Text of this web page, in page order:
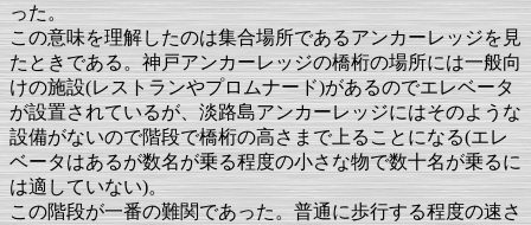
った。
この意味を理解したのは集合場所であるアンカーレッジを見
たときである。神戸アンカーレッジの橋桁の場所には一般向
けの施設(レストランやプロムナード)があるのでエレベータ
が設置されているが、淡路島アンカーレッジにはそのような
設備がないので階段で橋桁の高さまで上ることになる(エレ
ベータはあるが数名が乗る程度の小さな物で数十名が乗るに
は適していない)。
この階段が一番の難関であった。普通に歩行する程度の速さ